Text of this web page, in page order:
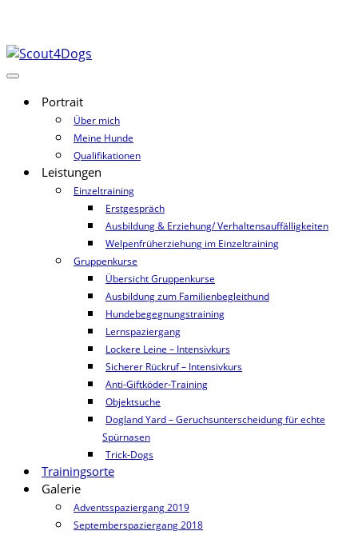
Portrait
Über mich
Meine Hunde
Qualifikationen
Leistungen
Einzeltraining
Erstgespräch
Ausbildung & Erziehung/ Verhaltensauffälligkeiten
Welpenfrüherziehung im Einzeltraining
Gruppenkurse
Übersicht Gruppenkurse
Ausbildung zum Familienbegleithund
Hundebegegnungstraining
Lernspaziergang
Lockere Leine – Intensivkurs
Sicherer Rückruf – Intensivkurs
Anti-Giftköder-Training
Objektsuche
Dogland Yard – Geruchsunterscheidung für echte
Spürnasen
Trick-Dogs
Trainingsorte
Galerie
Adventsspaziergang 2019
Septemberspaziergang 2018